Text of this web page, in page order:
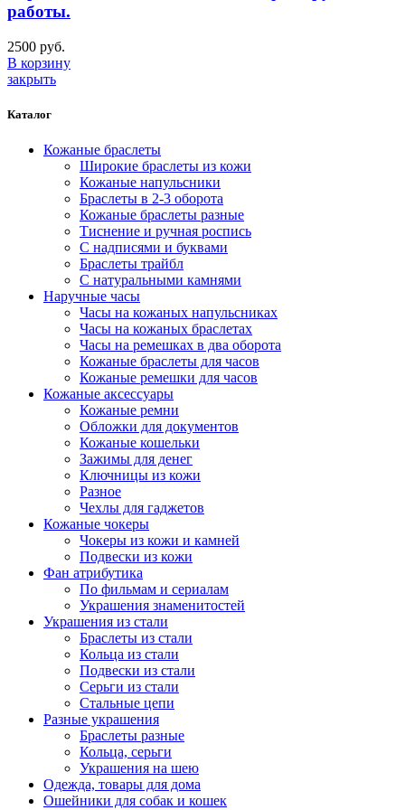
работы.
2500 руб.
В корзину
закрыть
Каталог
Кожаные браслеты
Широкие браслеты из кожи
Кожаные напульсники
Браслеты в 2-3 оборота
Кожаные браслеты разные
Тиснение и ручная роспись
С надписями и буквами
Браслеты трайбл
С натуральными камнями
Наручные часы
Часы на кожаных напульсниках
Часы на кожаных браслетах
Часы на ремешках в два оборота
Кожаные браслеты для часов
Кожаные ремешки для часов
Кожаные аксессуары
Кожаные ремни
Обложки для документов
Кожаные кошельки
Зажимы для денег
Ключницы из кожи
Разное
Чехлы для гаджетов
Кожаные чокеры
Чокеры из кожи и камней
Подвески из кожи
Фан атрибутика
По фильмам и сериалам
Украшения знаменитостей
Украшения из стали
Браслеты из стали
Кольца из стали
Подвески из стали
Серьги из стали
Стальные цепи
Разные украшения
Браслеты разные
Кольца, серьги
Украшения на шею
Одежда, товары для дома
Ошейники для собак и кошек